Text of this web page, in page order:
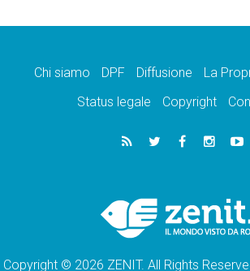
Chi siamo DPF Diffusione La
Status legale
Copyright
Copyright © 2026 ZENIT. All Rights